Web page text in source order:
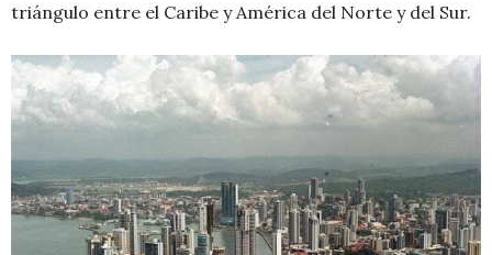
triángulo entre el Caribe y América del Norte y del Sur.